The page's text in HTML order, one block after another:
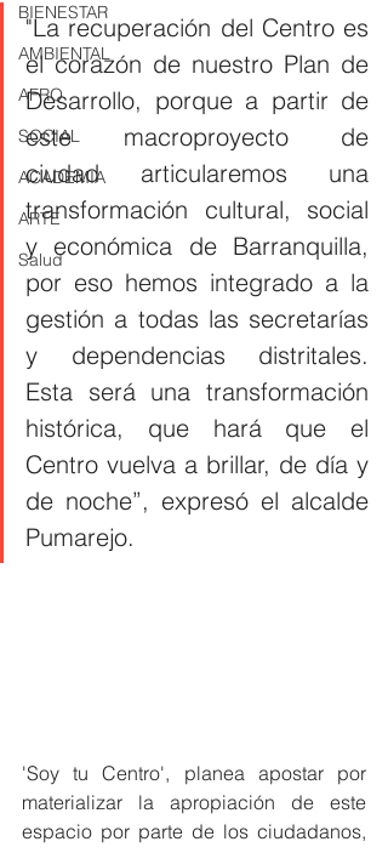
BIENESTAR
AMBIENTAL
AFRO
SOCIAL
ACADEMIA
ARTE
Salud
"La recuperación del Centro es
el corazón de nuestro Plan de
Desarrollo, porque a partir de
este macroproyecto de
ciudad articularemos una
transformación cultural, social
y económica de Barranquilla,
por eso hemos integrado a la
gestión a todas las secretarías
y dependencias distritales.
Esta será una transformación
histórica, que hará que el
Centro vuelva a brillar, de día y
de noche”, expresó el alcalde
Pumarejo.
'Soy tu Centro', planea apostar por
materializar la apropiación de este
espacio por parte de los ciudadanos,